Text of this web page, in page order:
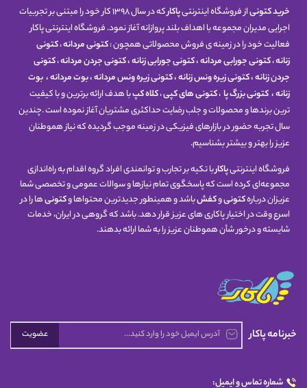
خرید کتونیاز فروشگاه اینترنتیپاکار
که در سال 1398 کار خود را مبتنی بر تجربیات
اجرایی مدیران مجموعه با اهداف بلند پروازانه آغاز نمود. فروشگاه اینترنتی پاکار
فعالیت خود را در زمینه ی فروش محصولاتی همچون :کتونی مردانه،کتونی
زنانه،کتونی جورابی مردانه،کتونی جورابی زنانه،کتونی جردن مردانه،کتونی
جردن زنانه،کتونی زیره ونس زنانه،کتونی زیره ونس مردانه،بوت مردانه،بوت
زنانه، کتونیبزرگ پا ،کتونی های کپی،کلاه کپبا هدف ارائه برترین و با کیفیت
ترین برندها و محصولات و جلب رضایت حداکثری مشتریان آغاز نموده است .چندین
سال تجربه حضور در بازارهای فیزیکی در زمینه موجب گردیده که نیاز هموطنان
عزیز را بهتر و بیشتر بشناسیم.
فروشگاه اینترنتیپاکاربا تکیه بر تجارب و توانمندی افراد گروه اقدام به راه‌اندازی
مجموعه‌ای کرده است که پاسخگوی تمام نیازها و سوالات عمومی و تخصصی شما
عزیزان دربارهکتونیوکفشباشد و همینطور جدیدترین محتواها وکتونیها را در
اسرع وقت در اختیار پاکاری های عزیز قرار دهد. باشد که گروهی در ایران، خدمات
شایسته و درخور شأن هموطنان عزیز را به شما ارائه بدهند.
خبرنامه پاکار عضویت
شماره تماس و ایمیل: